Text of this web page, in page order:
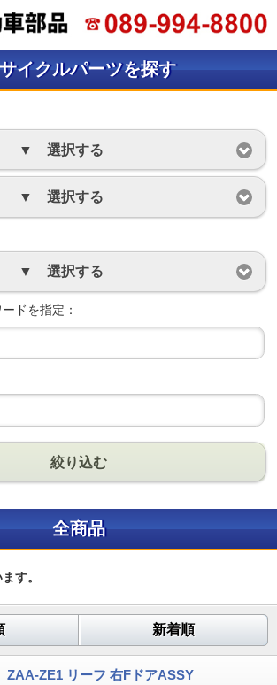
イクルパーツを探す
▼ 選択する
▼ 選択する
▼ 選択する
ドを指定：
絞り込む
全商品
す。
新着順
ZAA-ZE1 リーフ 右FドアASSY